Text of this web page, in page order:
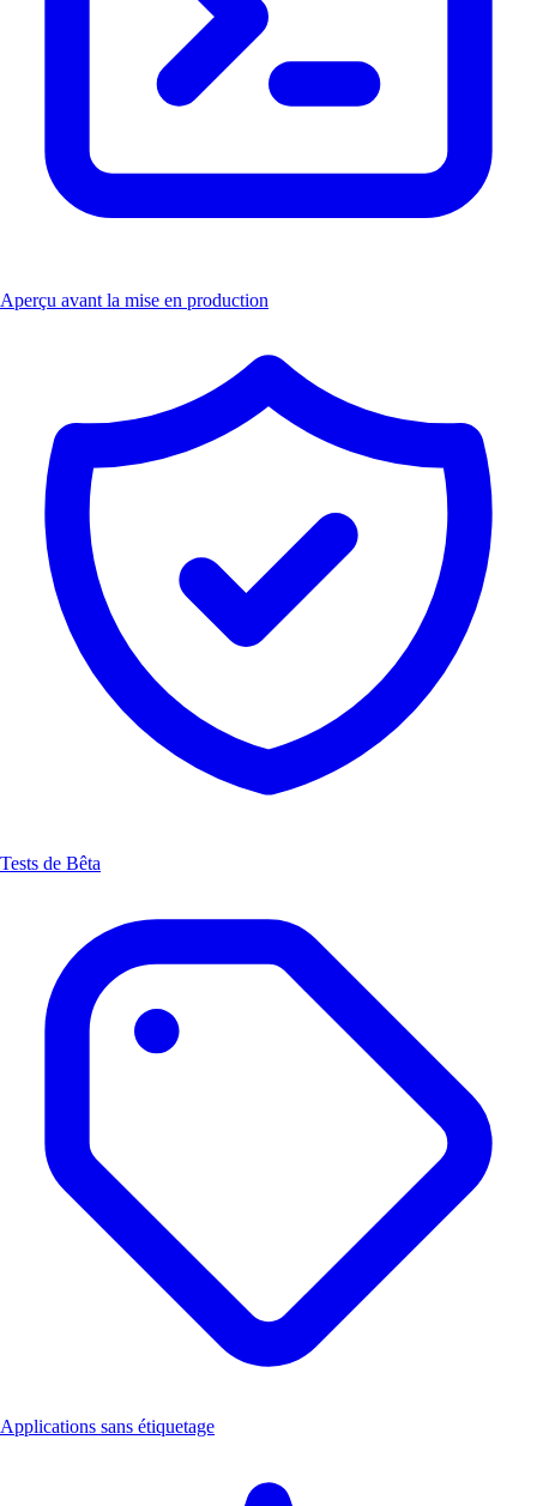
Aperçu avant la mise en production
Tests de Bêta
Applications sans étiquetage